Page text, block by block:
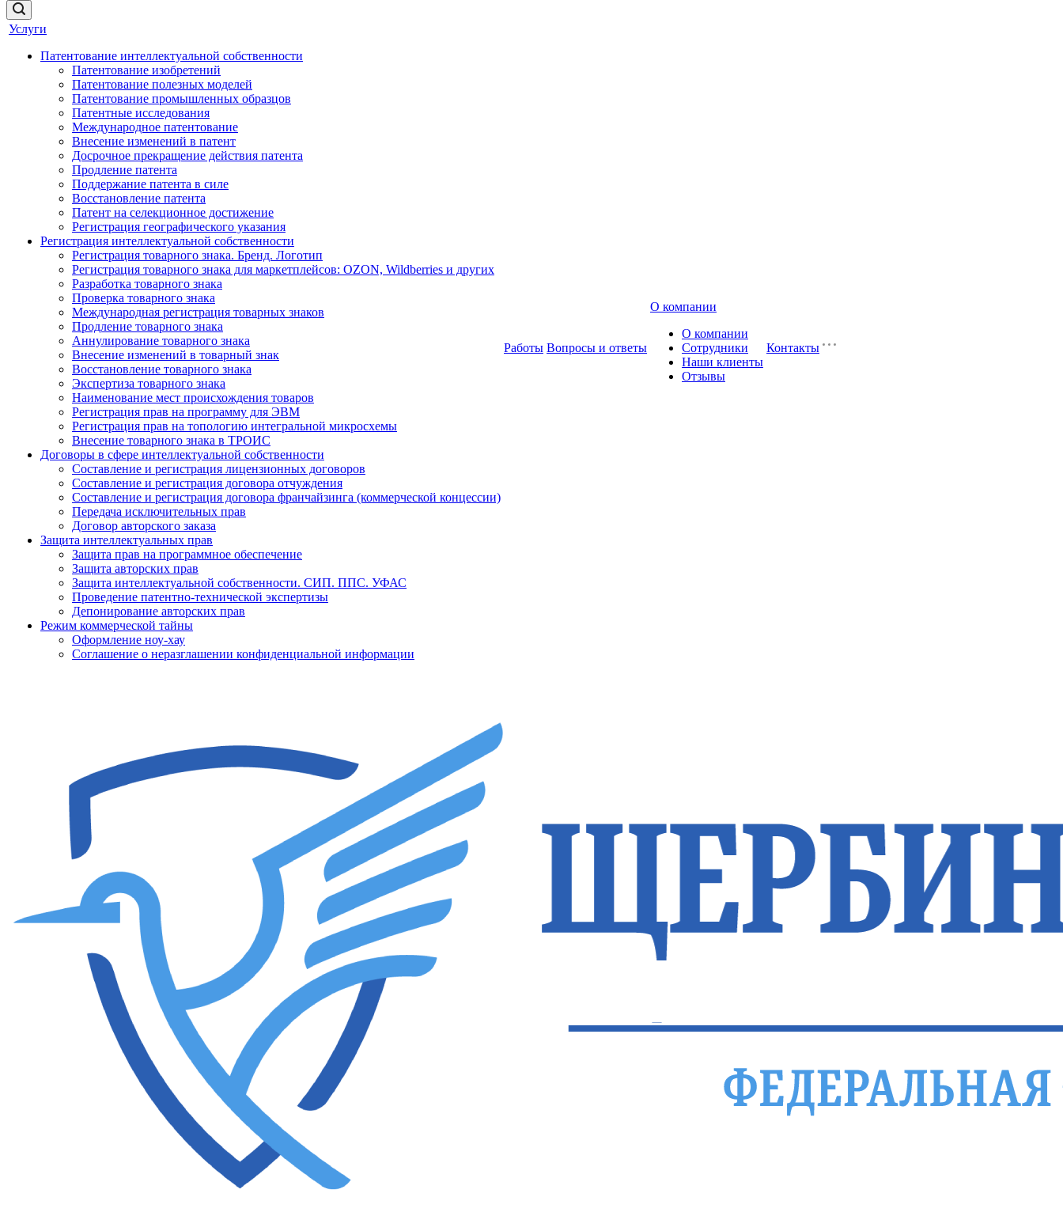
Услуги
Патентование интеллектуальной собственности
Патентование изобретений
Патентование полезных моделей
Патентование промышленных образцов
Патентные исследования
Международное патентование
Внесение изменений в патент
Досрочное прекращение действия патента
Продление патента
Поддержание патента в силе
Восстановление патента
Патент на селекционное достижение
Регистрация географического указания
Регистрация интеллектуальной собственности
Регистрация товарного знака. Бренд. Логотип
Регистрация товарного знака для маркетплейсов: OZON, Wildberries и других
Разработка товарного знака
Проверка товарного знака
Международная регистрация товарных знаков
Продление товарного знака
Аннулирование товарного знака
Внесение изменений в товарный знак
Восстановление товарного знака
Экспертиза товарного знака
Наименование мест происхождения товаров
Регистрация прав на программу для ЭВМ
Регистрация прав на топологию интегральной микросхемы
Внесение товарного знака в ТРОИС
Договоры в сфере интеллектуальной собственности
Составление и регистрация лицензионных договоров
Составление и регистрация договора отчуждения
Составление и регистрация договора франчайзинга (коммерческой концессии)
Передача исключительных прав
Договор авторского заказа
Защита интеллектуальных прав
Защита прав на программное обеспечение
Защита авторских прав
Защита интеллектуальной собственности. СИП. ППС. УФАС
Проведение патентно-технической экспертизы
Депонирование авторских прав
Режим коммерческой тайны
Оформление ноу-хау
Соглашение о неразглашении конфиденциальной информации
Работы Вопросы и ответы
О компании
О компании
Сотрудники
Наши клиенты
Отзывы
Контакты